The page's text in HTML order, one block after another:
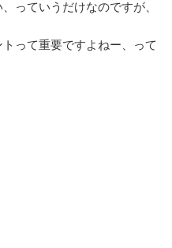
っていうだけなのですが、
って重要ですよねー、って